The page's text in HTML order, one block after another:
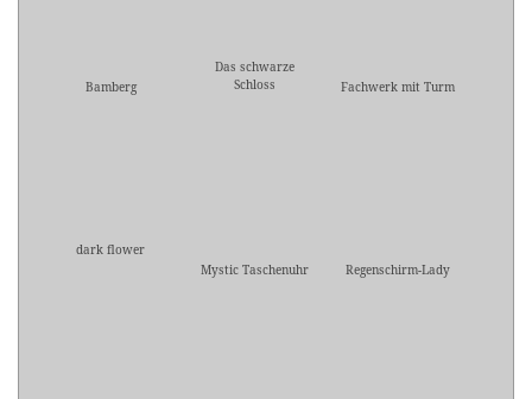
Bamberg
Das schwarze
Schloss
Fachwerk mit Turm
dark flower
Mystic Taschenuhr
Regenschirm-Lady